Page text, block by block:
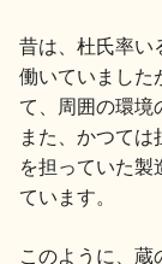
イベント情報TOP
季節の商品
昔は、杜氏率い
働いていました
て、周囲の環境
また、かつて
を担っていた製
ています。
このように、蔵